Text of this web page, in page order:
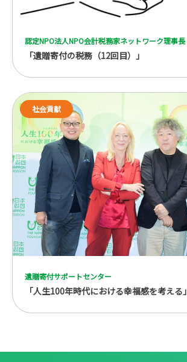
「遺贈寄付の税務（12回目）」
遺贈寄付サポートセンター
「人生100年時代における幸福感を考える」
社会貢献